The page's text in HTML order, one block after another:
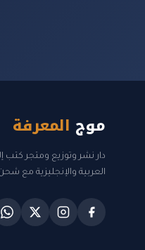
موج المعرفة
دار نشر وتوزيع ومتجر كتب
العربية والإنجليزية مع